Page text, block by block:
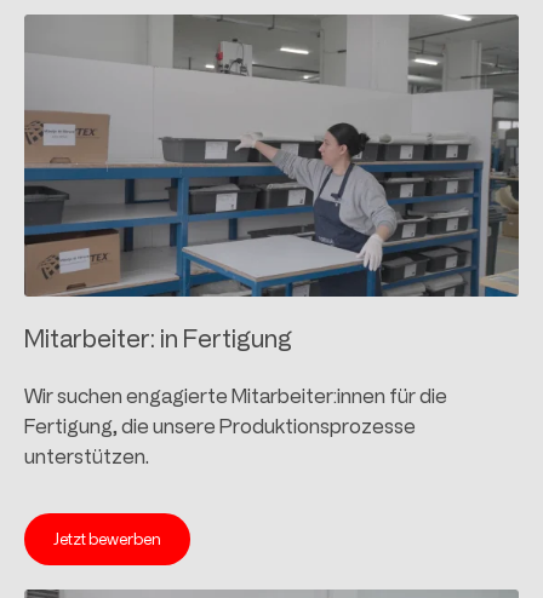
Mitarbeiter: in Fertigung
Wir suchen engagierte Mitarbeiter:innen für die
Fertigung, die unsere Produktionsprozesse
unterstützen.
Jetzt bewerben